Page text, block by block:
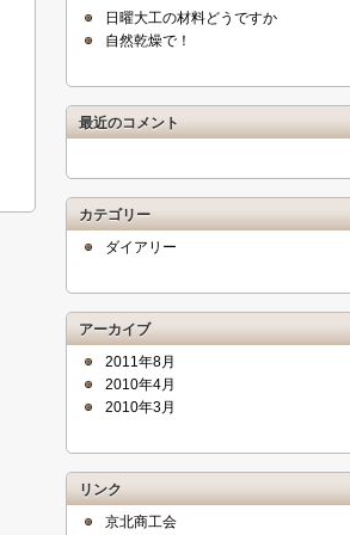
日曜大工の材料どうですか
自然乾燥で！
最近のコメント
カテゴリー
ダイアリー
アーカイブ
2011年8月
2010年4月
2010年3月
リンク
京北商工会